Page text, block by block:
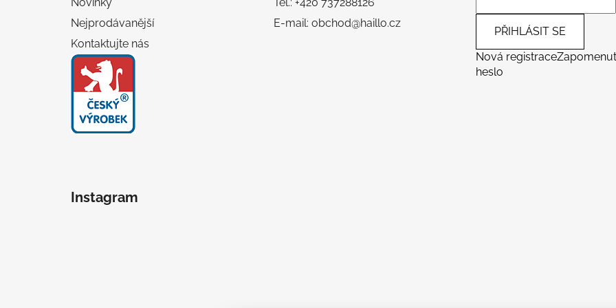
Nejprodávanější
Kontaktujte nás
E-mail: obchod@haillo.cz
PŘIHLÁSIT SE
Nová registrace
heslo
Instagram